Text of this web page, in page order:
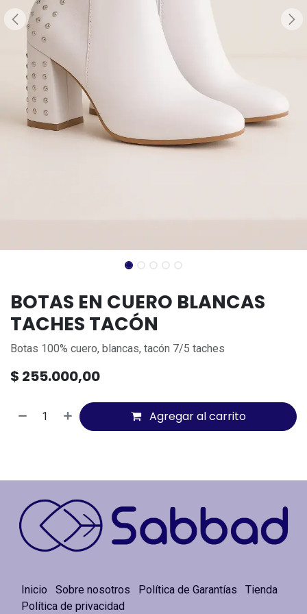
BOTAS EN CUERO BLANCAS
TACHES TACÓN
Botas 100% cuero, blancas, tacón 7/5 taches
$ 255.000,00
Agregar al carrito
Inicio Sobre nosotros Política de Garantías
Tienda
Política de privacidad